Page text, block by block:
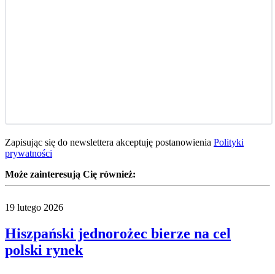
Zapisując się do newslettera akceptuję postanowienia Polityki
prywatności
Może zainteresują Cię również:
19 lutego 2026
Hiszpański jednorożec bierze na cel
polski rynek